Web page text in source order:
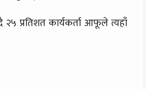
प्रतिशत कार्यकर्ता आफूले त्यहाँ